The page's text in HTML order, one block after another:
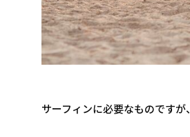
サーフィンに必要なものですが、